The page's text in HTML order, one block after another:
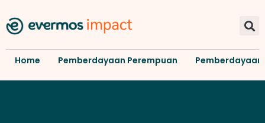
Home Pemberdayaan Perempuan Pemberdayaan